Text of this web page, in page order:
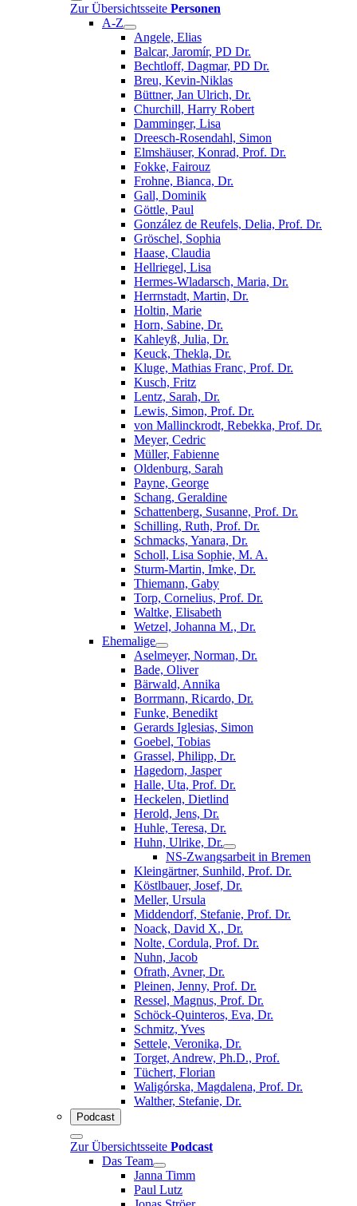
Zur Übersichtsseite Personen
A-Z
Angele, Elias
Balcar, Jaromír, PD Dr.
Bechtloff, Dagmar, PD Dr.
Breu, Kevin-Niklas
Büttner, Jan Ulrich, Dr.
Churchill, Harry Robert
Damminger, Lisa
Dreesch-Rosendahl, Simon
Elmshäuser, Konrad, Prof. Dr.
Fokke, Fairouz
Frohne, Bianca, Dr.
Gall, Dominik
Göttle, Paul
González de Reufels, Delia, Prof. Dr.
Gröschel, Sophia
Haase, Claudia
Hellriegel, Lisa
Hermes-Wladarsch, Maria, Dr.
Herrnstadt, Martin, Dr.
Holtin, Marie
Horn, Sabine, Dr.
Kahleyß, Julia, Dr.
Keuck, Thekla, Dr.
Kluge, Mathias Franc, Prof. Dr.
Kusch, Fritz
Lentz, Sarah, Dr.
Lewis, Simon, Prof. Dr.
von Mallinckrodt, Rebekka, Prof. Dr.
Meyer, Cedric
Müller, Fabienne
Oldenburg, Sarah
Payne, George
Schang, Geraldine
Schattenberg, Susanne, Prof. Dr.
Schilling, Ruth, Prof. Dr.
Schmacks, Yanara, Dr.
Scholl, Lisa Sophie, M. A.
Sturm-Martin, Imke, Dr.
Thiemann, Gaby
Torp, Cornelius, Prof. Dr.
Waltke, Elisabeth
Wetzel, Johanna M., Dr.
Ehemalige
Aselmeyer, Norman, Dr.
Bade, Oliver
Bärwald, Annika
Borrmann, Ricardo, Dr.
Funke, Benedikt
Gerards Iglesias, Simon
Goebel, Tobias
Grassel, Philipp, Dr.
Hagedorn, Jasper
Halle, Uta, Prof. Dr.
Heckelen, Dietlind
Herold, Jens, Dr.
Huhle, Teresa, Dr.
Huhn, Ulrike, Dr.
NS-Zwangsarbeit in Bremen
Kleingärtner, Sunhild, Prof. Dr.
Köstlbauer, Josef, Dr.
Meller, Ursula
Middendorf, Stefanie, Prof. Dr.
Noack, David X., Dr.
Nolte, Cordula, Prof. Dr.
Nuhn, Jacob
Ofrath, Avner, Dr.
Pleinen, Jenny, Prof. Dr.
Ressel, Magnus, Prof. Dr.
Schöck-Quinteros, Eva, Dr.
Schmitz, Yves
Settele, Veronika, Dr.
Torget, Andrew, Ph.D., Prof.
Tüchert, Florian
Waligórska, Magdalena, Prof. Dr.
Walther, Stefanie, Dr.
Podcast
Zur Übersichtsseite Podcast
Das Team
Janna Timm
Paul Lutz